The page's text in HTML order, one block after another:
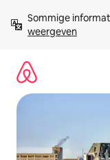
direct
naar
Sommige
weergeven